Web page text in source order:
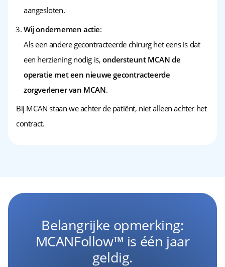
aangesloten.
Wij ondernemen actie:
Als een andere gecontracteerde chirurg het eens is dat
een herziening nodig is,ondersteunt MCAN de
operatie met een nieuwe gecontracteerde
zorgverlener van MCAN.
Bij MCAN staan we achter de patiënt, niet alleen achter het
contract.
Belangrijke opmerking:
MCANFollow™ is één jaar
geldig.